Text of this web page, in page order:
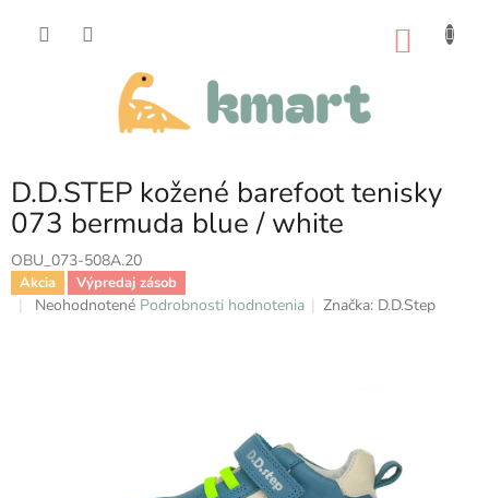
D.D.STEP kožené barefoot tenisky
073 bermuda blue / white
OBU_073-508A.20
Akcia Výpredaj zásob
Priemerné
Neohodnotené Podrobnosti hodnotenia Značka: D.D.Step